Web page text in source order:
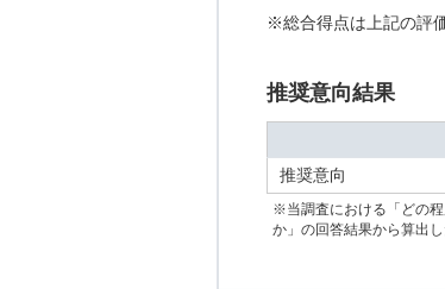
※総合得点は上記の評
推奨意向結果
推奨意向
※当調査における「どの
か」の回答結果から算出し